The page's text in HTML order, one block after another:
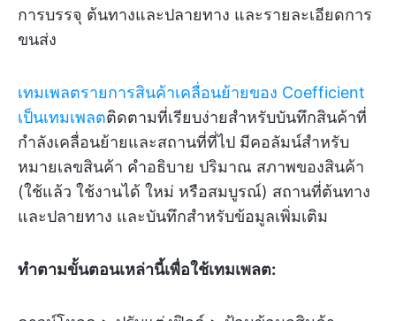
การบรรจุ ต้นทางและปลายทาง และรายละเอียดการ
ขนส่ง
เทมเพลตรายการสินค้าเคลื่อนย้ายของ Coefficient
เป็นเทมเพลตติดตามที่เรียบง่ายสำหรับบันทึกสินค้าที่
กำลังเคลื่อนย้ายและสถานที่ที่ไป มีคอลัมน์สำหรับ
หมายเลขสินค้า คำอธิบาย ปริมาณ สภาพของสินค้า
(ใช้แล้ว ใช้งานได้ ใหม่ หรือสมบูรณ์) สถานที่ต้นทาง
และปลายทาง และบันทึกสำหรับข้อมูลเพิ่มเติม
ทำตามขั้นตอนเหล่านี้เพื่อใช้เทมเพลต: